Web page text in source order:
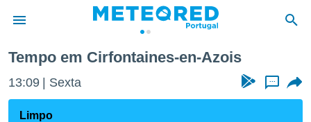
da
foi
Tempo em Cirfontaines-en-Azois
13:09 Sexta ...
Limpo